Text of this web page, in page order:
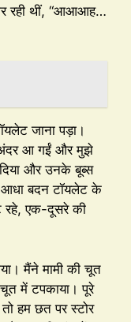
रही थीं, “आआआह…
जाना पड़ा।
अंदर आ गईं और मुझे
और उनके बूब्स
आधा बदन टॉयलेट के
रहे, एक-दूसरे की
मैंने मामी की चूत
में टपकाया। पूरे
हम छत पर स्टोर